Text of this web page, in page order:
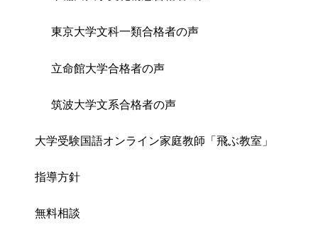
東京大学文科一類合格者の声
立命館大学合格者の声
筑波大学文系合格者の声
大学受験国語オンライン家庭教師「飛ぶ教室」
指導方針
無料相談